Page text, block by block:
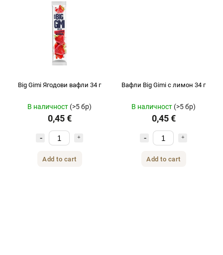
Big Gimi Ягодови вафли 34 г
В наличност (>5 бр)
0,45 €
Add to cart
Вафли Big Gimi с лимон 34 г
В наличност (>5 бр)
0,45 €
Add to cart